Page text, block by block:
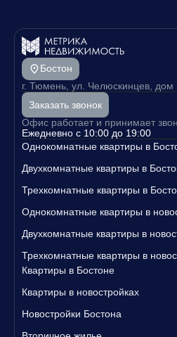
Бостон
г. Тюмень, ул. Челюскинцев,
Заказать звонок
Офис работает и принимает
Ежедневно с 10:00 до 19:00
Однокомнатные квартиры в
Двухкомнатные квартиры в
Трехкомнатные квартиры в
Однокомнатные квартиры в
Двухкомнатные квартиры в
Трехкомнатные квартиры в
Квартиры в Бостоне
Квартиры в новостройках
Новостройки Бостона